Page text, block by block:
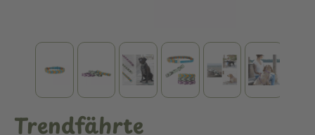
Trendfährte